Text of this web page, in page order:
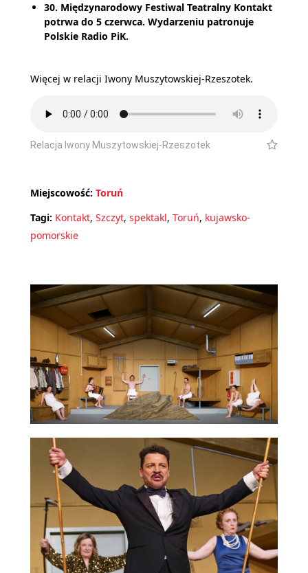
30. Międzynarodowy Festiwal Teatralny Kontakt
potrwa do 5 czerwca. Wydarzeniu patronuje
Polskie Radio PiK.
Więcej w relacji Iwony Muszytowskiej-Rzeszotek.
Relacja Iwony Muszytowskiej-Rzeszotek
Miejscowość: Toruń
Tagi: Kontakt, Szczyt, spektakl, Toruń, kujawsko-
pomorskie